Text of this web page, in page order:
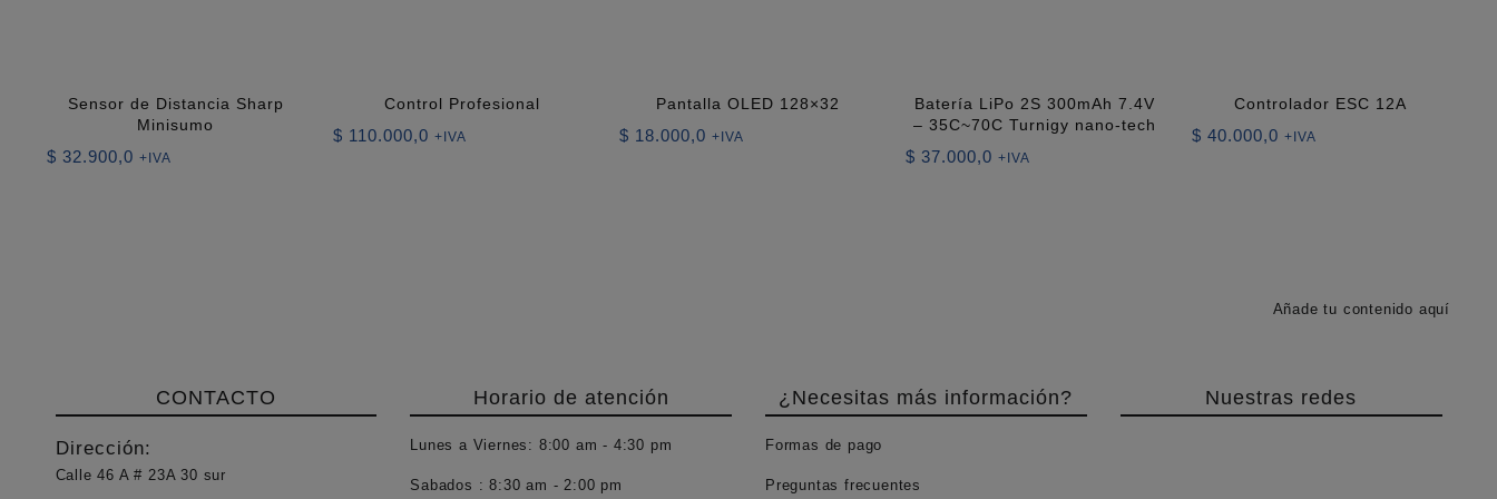
Sensor de Distancia Sharp
Minisumo
$ 32.900,0 +IVA
Control Profesional
$ 110.000,0 +IVA
Pantalla OLED 128×32
$ 18.000,0 +IVA
Batería LiPo 2S 300mAh 7.4V
– 35C~70C Turnigy nano-tech
$ 37.000,0 +IVA
Controlador ESC 12A
$ 40.000,0 +IVA
Añade tu contenido aquí
CONTACTO
Dirección:
Calle 46 A # 23A 30 sur
Horario de atención
Lunes a Viernes: 8:00 am - 4:30 pm
Sabados :8:30 am - 2:00 pm
¿Necesitas más información?
Formas de pago
Preguntas frecuentes
Nuestras redes